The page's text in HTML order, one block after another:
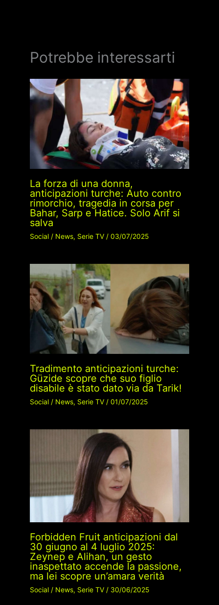
Potrebbe interessarti
La forza di una donna,
anticipazioni turche: Auto contro
rimorchio, tragedia in corsa per
Bahar, Sarp e Hatice. Solo Arif si
salva
Social/ News, Serie TV/ 03/07/2025
Tradimento anticipazioni turche:
Güzide scopre che suo figlio
disabile è stato dato via da Tarik!
Social/ News, Serie TV/ 01/07/2025
Forbidden Fruit anticipazioni dal
30 giugno al 4 luglio 2025:
Zeynep e Alihan, un gesto
inaspettato accende la passione,
ma lei scopre un’amara verità
Social/ News, Serie TV/ 30/06/2025